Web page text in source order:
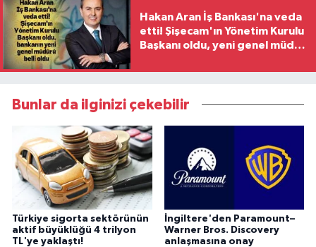
Hakan Aran İş Bankası'na veda
etti! Şişecam'ın Yönetim Kurulu
Başkanı oldu, yeni genel müdür
Bunlar da ilginizi çekebilir
Türkiye sigorta sektörünün
aktif büyüklüğü 4 trilyon
TL'ye yaklaştı!
İngiltere'den Paramount–
Warner Bros. Discovery
anlaşmasına onay